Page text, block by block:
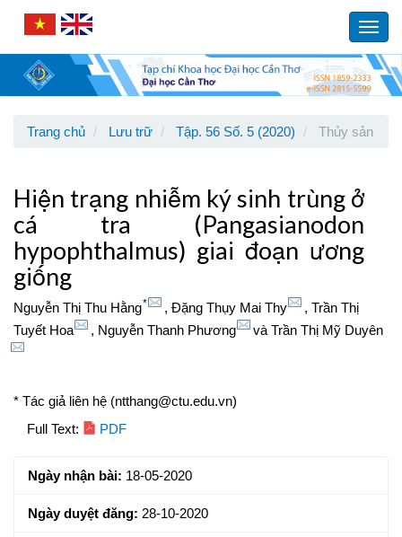
Navigation
Content
Sidebar
Trang chủ Lưu trữ Tập. 56 Số. 5 (2020) Thủy sản
Hiện trạng nhiễm ký sinh trùng ở
cá tra (Pangasianodon
hypophthalmus) giai đoạn ương
giống
Nguyễn Thị Thu Hằng* , Đặng Thụy Mai Thy , Trần Thị
Tuyết Hoa
, Nguyễn Thanh Phương và Trần Thị Mỹ Duyên
* Tác giả liên hệ (ntthang@ctu.edu.vn)
Article
Full Text: PDF
Ngày nhận bài: 18-05-2020
Ngày duyệt đăng: 28-10-2020